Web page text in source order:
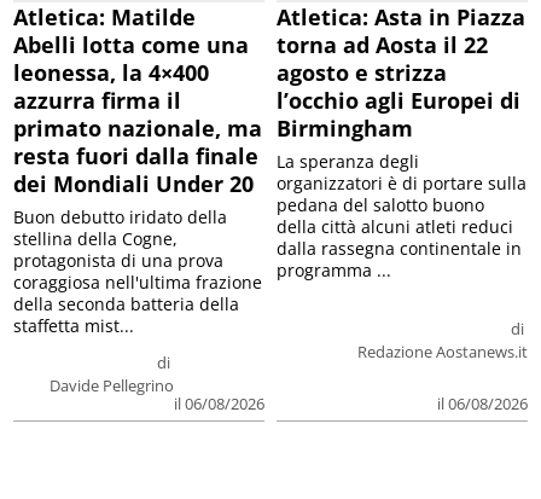
Atletica: Matilde
Abelli lotta come una
leonessa, la 4×400
azzurra firma il
primato nazionale, ma
resta fuori dalla finale
dei Mondiali Under 20
di
Davide Pellegrino
il 06/08/2026
Buon debutto iridato della
stellina della Cogne,
protagonista di una prova
coraggiosa nell'ultima frazione
della seconda batteria della
staffetta mist...
Atletica: Asta in Piazza
torna ad Aosta il 22
agosto e strizza
l’occhio agli Europei di
Birmingham
di
Redazione Aostanews.it
il 06/08/2026
La speranza degli
organizzatori è di portare sulla
pedana del salotto buono
della città alcuni atleti reduci
dalla rassegna continentale in
programma ...